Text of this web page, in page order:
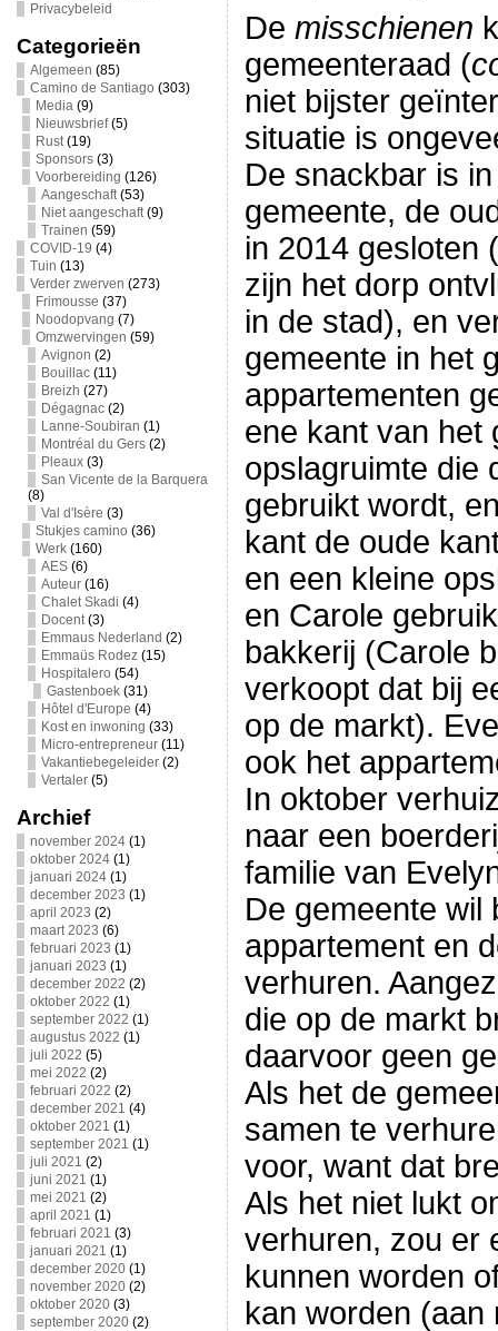
Privacybeleid
Categorieën
Algemeen (85)
Camino de Santiago (303)
Media(9)
Nieuwsbrief(5)
Rust(19)
Sponsors(3)
Voorbereiding (126)
Aangeschaft(53)
Niet aangeschaft(9)
Trainen (59)
COVID-19 (4)
Tuin (13)
Verder zwerven (273)
Frimousse (37)
Noodopvang (7)
Omzwervingen (59)
Avignon (2)
Bouillac(11)
Breizh (27)
Dégagnac(2)
Lanne-Soubiran (1)
Montréal du Gers(2)
Pleaux(3)
San Vicente de la Barquera
(8)
Val d'Isère (3)
Stukjes camino (36)
Werk(160)
AES(6)
Auteur(16)
Chalet Skadi (4)
Docent(3)
Emmaus Nederland (2)
Emmaüs Rodez(15)
Hospitalero (54)
Gastenboek(31)
Hôtel d'Europe (4)
Kost en inwoning (33)
Micro-entrepreneur(11)
Vakantiebegeleider(2)
Vertaler(5)
Archief
november 2024(1)
oktober 2024(1)
januari 2024(1)
december 2023 (1)
april 2023 (2)
maart 2023 (6)
februari 2023 (1)
januari 2023 (1)
december 2022 (2)
oktober 2022 (1)
september 2022 (1)
augustus 2022 (1)
juli 2022 (5)
mei 2022 (2)
februari 2022 (2)
december 2021 (4)
oktober 2021 (1)
september 2021 (1)
juli 2021 (2)
juni 2021 (1)
mei 2021 (2)
april 2021 (1)
februari 2021 (3)
januari 2021 (1)
december 2020(1)
november 2020(2)
oktober 2020(3)
september 2020(2)
De misschienen
gemeenteraad (
niet bijster
situatie is
De snackbar is
gemeente, de
in 2014 gesloten
zijn het dorp
in de stad), en
gemeente in het
appartementen
ene kant van het
opslagruimte die
gebruikt wordt,
kant de oude
en een kleine
en Carole
bakkerij (Carole
verkoopt dat bij
op de markt).
ook het
In oktober
naar een
familie van
De gemeente wil
appartement en
verhuren.
die op de markt
daarvoor geen
Als het de
samen te
voor, want dat
Als het niet lukt
verhuren, zou er
kunnen worden
kan worden (aan